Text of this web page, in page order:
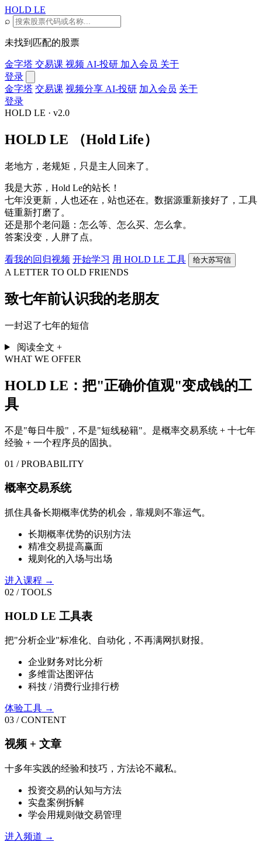
HOLD LE
⌕
未找到匹配的股票
金字塔 交易课 视频 AI-投研 加入会员 关于
登录
金字塔 交易课 视频分享 AI-投研 加入会员 关于
登录
HOLD LE · v2.0
HOLD LE （Hold Life）
老地方，老规矩，只是主人回来了。
我是大苏，Hold Le的站长！
七年没更新，人也还在，站也还在。数据源重新接好了，工具
链重新打磨了。
还是那个老问题：怎么等、怎么买、怎么拿。
答案没变，人胖了点。
看我的回归视频 开始学习 用 HOLD LE 工具 给大苏写信
A LETTER TO OLD FRIENDS
致七年前认识我的老朋友
一封迟了七年的短信
阅读全文 +
WHAT WE OFFER
HOLD LE：把"正确价值观"变成钱的工
具
不是"每日牛股"，不是"短线秘籍"。是概率交易系统 + 十七年
经验 + 一个程序员的固执。
01 / PROBABILITY
概率交易系统
抓住具备长期概率优势的机会，靠规则不靠运气。
长期概率优势的识别方法
精准交易提高赢面
规则化的入场与出场
进入课程 →
02 / TOOLS
HOLD LE 工具表
把"分析企业"标准化、自动化，不再满网扒财报。
企业财务对比分析
多维雷达图评估
科技 / 消费行业排行榜
体验工具 →
03 / CONTENT
视频 + 文章
十多年实践的经验和技巧，方法论不藏私。
投资交易的认知与方法
实盘案例拆解
学会用规则做交易管理
进入频道 →